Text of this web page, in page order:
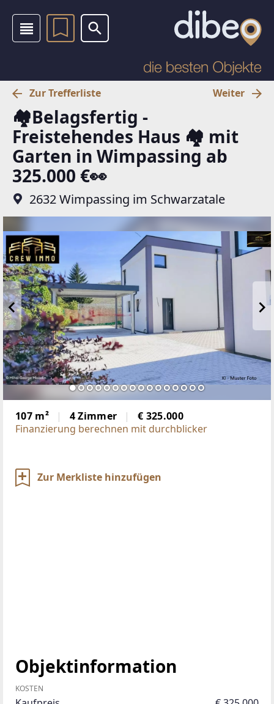
Zur Trefferliste Weiter
🏘️Belagsfertig -
Freistehendes Haus 🏘️ mit
Garten in Wimpassing ab
325.000 €👀
2632 Wimpassing im Schwarzatale
107 m² 4 Zimmer
€ 325.000
Finanzierung berechnen mit durchblicker
Zur Merkliste hinzufügen
Objektinformation
KOSTEN